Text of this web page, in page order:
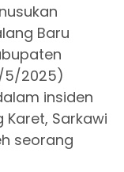
Baru
5/2025)
insiden
Karet, Sarkawi
seorang